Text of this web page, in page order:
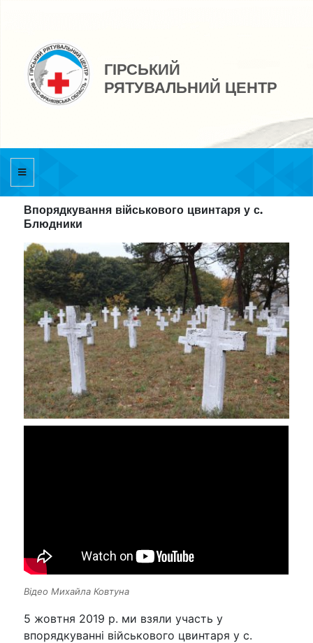
ГІРСЬКИЙ
РЯТУВАЛЬНИЙ ЦЕНТР
Впорядкування військового цвинтаря у с.
Блюдники
Відео Михайла Ковтуна
5 жовтня 2019 р. ми взяли участь у
впорядкуванні військового цвинтаря у с.